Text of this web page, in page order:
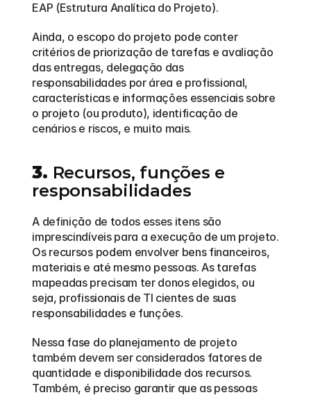
EAP (Estrutura Analítica do Projeto).
Ainda, o escopo do projeto pode conter
critérios de priorização de tarefas e avaliação
das entregas, delegação das
responsabilidades por área e profissional,
características e informações essenciais sobre
o projeto (ou produto), identificação de
cenários e riscos, e muito mais.
3. Recursos, funções e
responsabilidades
A definição de todos esses itens são
imprescindíveis para a execução de um projeto.
Os recursos podem envolver bens financeiros,
materiais e até mesmo pessoas. As tarefas
mapeadas precisam ter donos elegidos, ou
seja, profissionais de TI cientes de suas
responsabilidades e funções.
Nessa fase do planejamento de projeto
também devem ser considerados fatores de
quantidade e disponibilidade dos recursos.
Também, é preciso garantir que as pessoas